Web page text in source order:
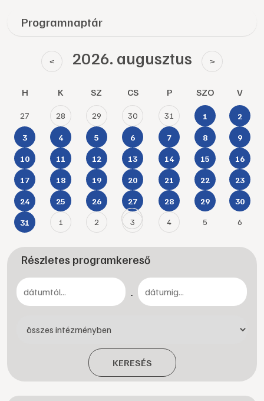
Programnaptár
< 2026. augusztus >
H K SZ CS P SZO V
27 28 29 30 31 1 2
3 4 5 6 7 8 9
10 11 12 13 14 15 16
17 18 19 20 21 22 23
24 25 26 27 28 29 30
31 1 2 3 4 5 6
Részletes programkereső
-
KERESÉS